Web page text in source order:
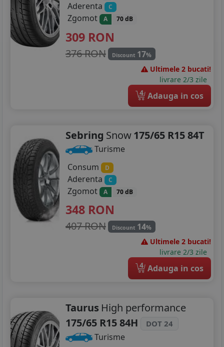
Aderenta C
Zgomot A 70 dB
309 RON
376 RON Discount 17%
Ultimele 2 bucati!
livrare 2/3 zile
4 Adauga in cos
Sebring Snow175/65 R15 84T
Turisme
Consum
D
Aderenta C
Zgomot A 70 dB
348 RON
407 RON Discount 14%
Ultimele 2 bucati!
livrare 2/3 zile
4 Adauga in cos
Taurus High performance
175/65 R15 84H
DOT 24
Turisme